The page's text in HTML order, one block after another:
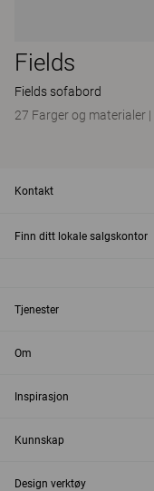
Fields
Fields sofabord
27 Farger og materialer |
Kontakt
Finn ditt lokale salgskontor
Tjenester
Om
Inspirasjon
Kunnskap
Design verktøy